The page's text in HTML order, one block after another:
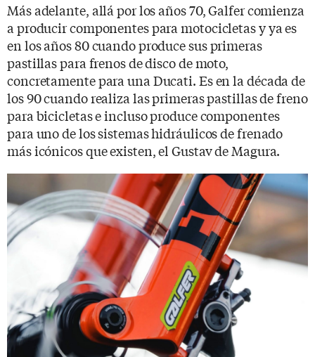
Más adelante, allá por los años 70, Galfer comienza
a producir componentes para motocicletas y ya es
en los años 80 cuando produce sus primeras
pastillas para frenos de disco de moto,
concretamente para una Ducati. Es en la década de
los 90 cuando realiza las primeras pastillas de freno
para bicicletas e incluso produce componentes
para uno de los sistemas hidráulicos de frenado
más icónicos que existen, el Gustav de Magura.